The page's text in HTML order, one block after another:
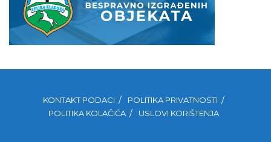
KONTAKT PODACI
POLITIKA PRIVATNOSTI
POLITIKA KOLAČIĆA
USLOVI KORIŠTENJA